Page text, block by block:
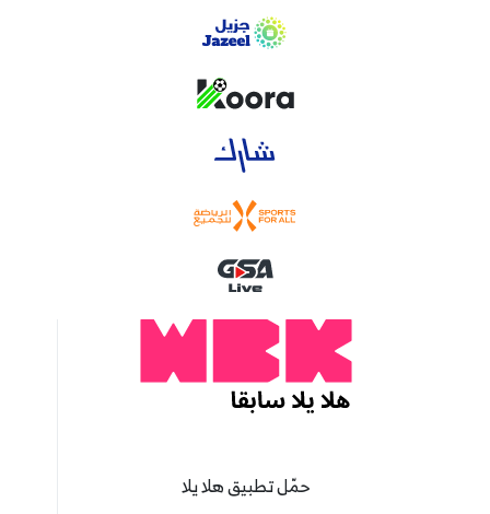
حمّل تطبيق هلا يلا